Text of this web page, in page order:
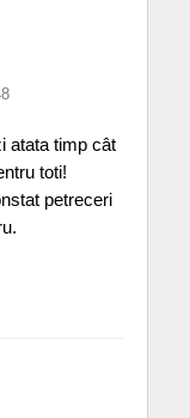
atata timp cât
toti!
petreceri